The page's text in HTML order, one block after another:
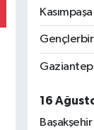
Gaziantep
16